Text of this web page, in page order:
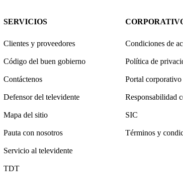
SERVICIOS
Clientes y proveedores
Código del buen gobierno
Contáctenos
Defensor del televidente
Mapa del sitio
Pauta con nosotros
Servicio al televidente
TDT
Condiciones de
Política de
Portal corporativo
Responsabilidad
SIC
Términos y